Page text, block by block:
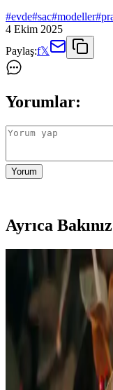
#evde#sac#modeller#
4 Ekim 2025
Paylaş:f𝕏
Yorumlar:
Yorum
Ayrıca Bakınız
Aseton Olmadan
ve Etkili
Aseton kullanmadan
hakkında detaylı
çözümler sunar.
Evde Tırnak
ve İpuçları